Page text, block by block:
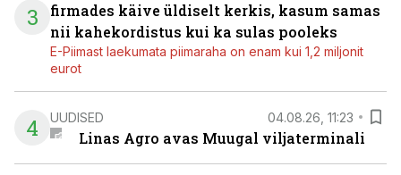
3
firmades käive üldiselt kerkis, kasum samas
nii kahekordistus kui ka sulas pooleks
E-Piimast laekumata piimaraha on enam kui 1,2 miljonit
eurot
4 UUDISED 04.08.26, 11:23
Linas Agro avas Muugal viljaterminali